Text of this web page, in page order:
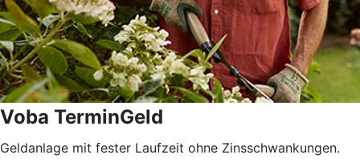
Voba TerminGeld
Geldanlage mit fester Laufzeit ohne Zinsschwankungen.